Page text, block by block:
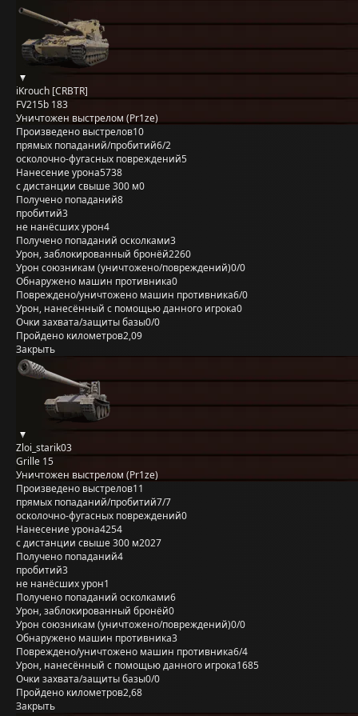
iKrouch [CRBTR]
FV215b 183
Уничтожен выстрелом (Pr1ze)
Произведено выстрелов10
прямых попаданий/пробитий6/2
осколочно-фугасных повреждений5
Нанесение урона5738
с дистанции свыше 300 м0
Получено попаданий8
пробитий3
не нанёсших урон4
Получено попаданий осколками3
Урон, заблокированный бронёй2260
Урон союзникам (уничтожено/повреждений)0/0
Обнаружено машин противника0
Повреждено/уничтожено машин противника6/0
Урон, нанесённый с помощью данного игрока0
Очки захвата/защиты базы0/0
Пройдено километров2,09
Закрыть
Zloi_starik03
Grille 15
Уничтожен выстрелом (Pr1ze)
Произведено выстрелов11
прямых попаданий/пробитий7/7
осколочно-фугасных повреждений0
Нанесение урона4254
с дистанции свыше 300 м2027
Получено попаданий4
пробитий3
не нанёсших урон1
Получено попаданий осколками6
Урон, заблокированный бронёй0
Урон союзникам (уничтожено/повреждений)0/0
Обнаружено машин противника3
Повреждено/уничтожено машин противника6/4
Урон, нанесённый с помощью данного игрока1685
Очки захвата/защиты базы0/0
Пройдено километров2,68
Закрыть